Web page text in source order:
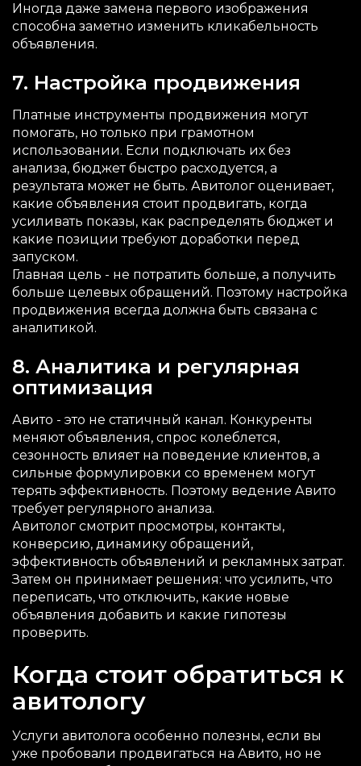
Иногда даже замена первого изображения
способна заметно изменить кликабельность
объявления.
7. Настройка продвижения
Платные инструменты продвижения могут
помогать, но только при грамотном
использовании. Если подключать их без
анализа, бюджет быстро расходуется, а
результата может не быть. Авитолог оценивает,
какие объявления стоит продвигать, когда
усиливать показы, как распределять бюджет и
какие позиции требуют доработки перед
запуском.
Главная цель - не потратить больше, а получить
больше целевых обращений. Поэтому настройка
продвижения всегда должна быть связана с
аналитикой.
8. Аналитика и регулярная
оптимизация
Авито - это не статичный канал. Конкуренты
меняют объявления, спрос колеблется,
сезонность влияет на поведение клиентов, а
сильные формулировки со временем могут
терять эффективность. Поэтому ведение Авито
требует регулярного анализа.
Авитолог смотрит просмотры, контакты,
конверсию, динамику обращений,
эффективность объявлений и рекламных затрат.
Затем он принимает решения: что усилить, что
переписать, что отключить, какие новые
объявления добавить и какие гипотезы
проверить.
Когда стоит обратиться к
авитологу
Услуги авитолога особенно полезны, если вы
уже пробовали продвигаться на Авито, но не